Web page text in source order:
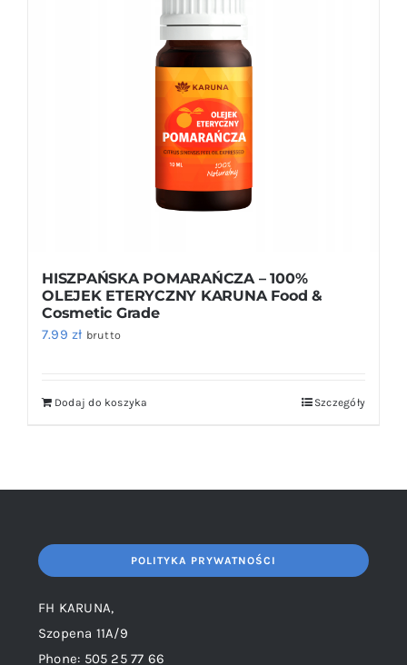
HISZPAŃSKA POMARAŃCZA – 100%
OLEJEK ETERYCZNY KARUNA Food &
Cosmetic Grade
7.99zł brutto
Dodaj do koszyka Szczegóły
POLITYKA PRYWATNOŚCI
FH KARUNA,
Szopena 11A/9
Phone: 505 25 77 66